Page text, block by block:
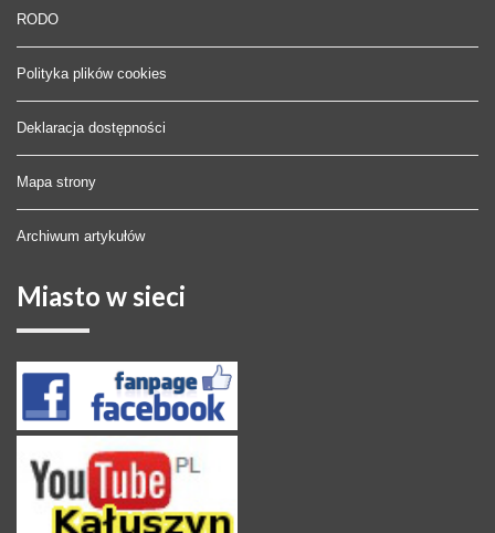
RODO
Polityka plików cookies
Deklaracja dostępności
Mapa strony
Archiwum artykułów
Miasto w sieci